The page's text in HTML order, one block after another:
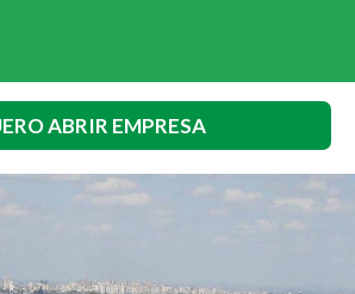
ABRIR EMPRESA